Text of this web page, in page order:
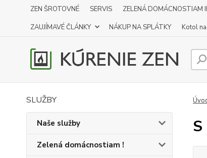
ZEN ŠROTOVNÉ SERVIS ZELENÁ DOMÁCNOSTIAM II
ZAUJÍMAVÉ ČLÁNKY
NÁKUP NA SPLÁTKY Kotol
SLUŽBY
Naše služby
Zelená domácnostiam !